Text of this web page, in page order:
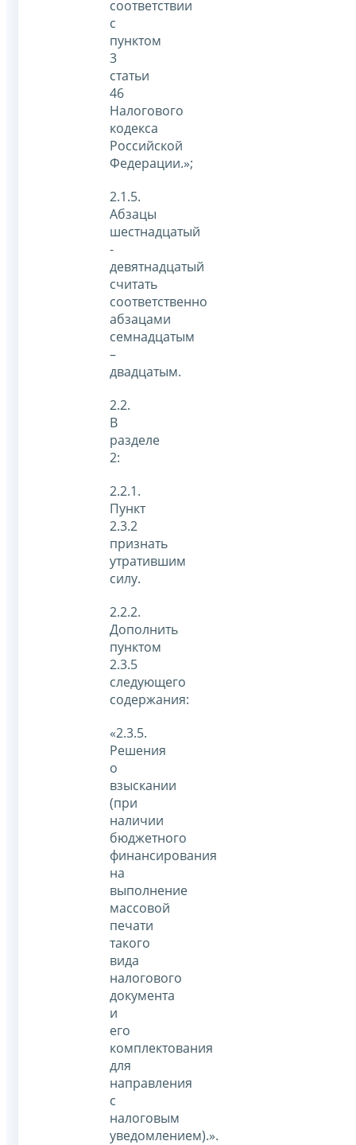
соответствии
с
пунктом
3
статьи
46
Налогового
кодекса
Российской
Федерации.»;
2.1.5.
Абзацы
шестнадцатый
-
девятнадцатый
считать
соответственно
абзацами
семнадцатым
–
двадцатым.
2.2.
В
разделе
2:
2.2.1.
Пункт
2.3.2
признать
утратившим
силу.
2.2.2.
Дополнить
пунктом
2.3.5
следующего
содержания:
«2.3.5.
Решения
о
взыскании
(при
наличии
бюджетного
финансирования
на
выполнение
массовой
печати
такого
вида
налогового
документа
и
его
комплектования
для
направления
с
налоговым
уведомлением).».